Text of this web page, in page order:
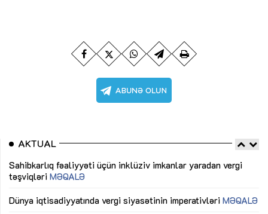
AKTUAL
Sahibkarlıq fəaliyyəti üçün inklüziv imkanlar yaradan vergi
təşviqləri MƏQALƏ
Dünya iqtisadiyyatında vergi siyasətinin imperativləri MƏQALƏ